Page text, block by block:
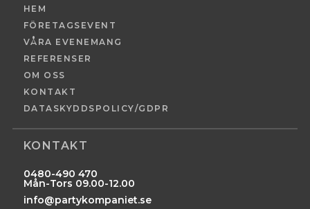
HEM
FÖRETAGSEVENT
VÅRA EVENEMANG
REFERENSER
OM OSS
KONTAKT
DATASKYDDSPOLICY/GDPR
KONTAKT
0480-490 470
Mån-Tors 09.00-12.00
info@partykompaniet.se